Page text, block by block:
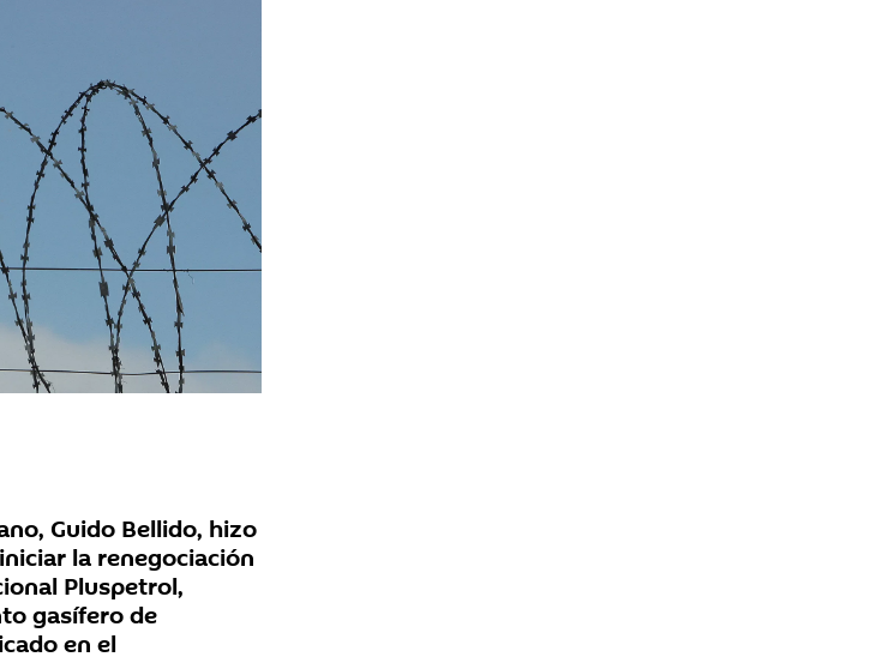
Guido Bellido, hizo
la renegociación
Pluspetrol,
gasífero de
en el